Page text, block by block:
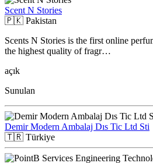
Scent N Stories
🇵🇰 Pakistan
Scents N Stories is the first online
the highest quality of fragr…
açık
Sunulan
Demir Modern Ambalaj Dıs Tic Ltd Sti
🇹🇷 Türkiye